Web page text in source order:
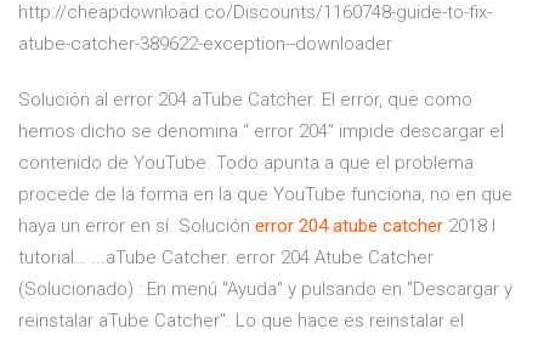
http://cheapdownload.co/Discounts/1160748-guide-to-fix-
atube-catcher-389622-exception--downloader
Solución al error 204 aTube Catcher. El error, que como
hemos dicho se denomina “ error 204” impide descargar el
contenido de YouTube. Todo apunta a que el problema
procede de la forma en la que YouTube funciona, no en que
haya un error en sí. Solución error 204 atube catcher 2018 l
tutorial… ...aTube Catcher. error 204 Atube Catcher
(Solucionado) : En menú "Ayuda" y pulsando en "Descargar y
reinstalar aTube Catcher". Lo que hace es reinstalar el